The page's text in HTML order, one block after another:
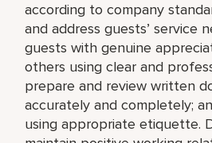
according to company
and address guests’ service
guests with genuine
others using clear and
prepare and review written
accurately and completely;
using appropriate etiquette.